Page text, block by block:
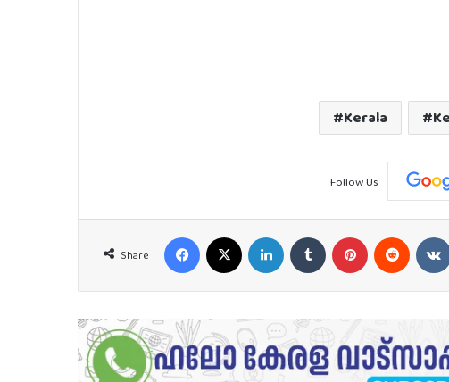
Kerala
Follow Us
Share
Facebook LinkedIn Tumblr Pinterest Reddit